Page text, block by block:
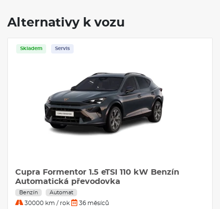
Alternativy k vozu
Skladem Servis
Cupra Formentor 1.5 eTSI 110 kW Benzín
Automatická převodovka
Benzín Automat
30000 km / rok 36 měsíců